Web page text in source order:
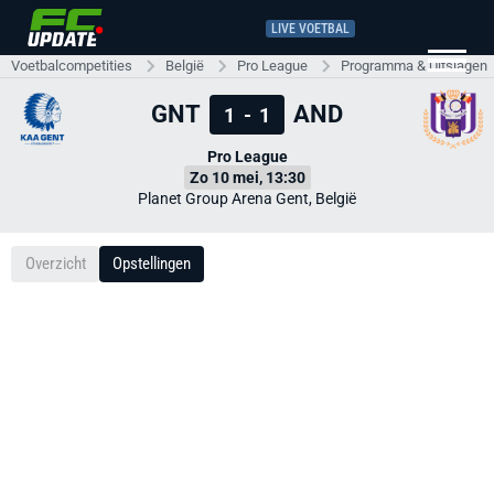
LIVE VOETBAL
Voetbalcompetities België Pro League Programma & Uitslagen
GNT 1 - 1 AND
Pro League
Zo 10 mei, 13:30
Planet Group Arena Gent, België
Overzicht Opstellingen